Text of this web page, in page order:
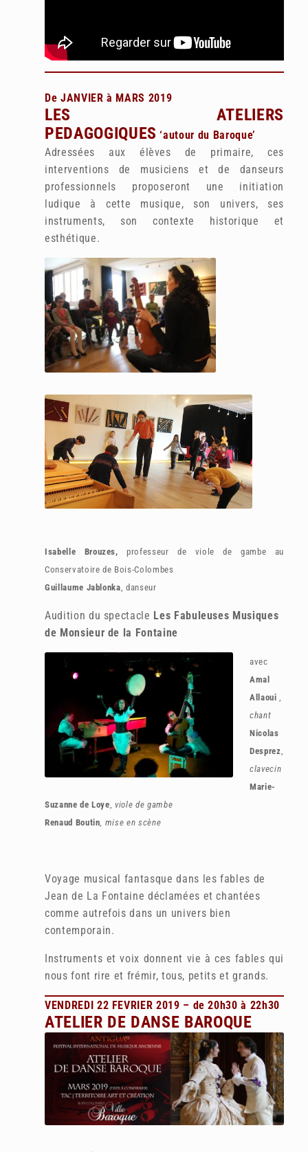
De JANVIER à MARS 2019
LES ATELIERS
PEDAGOGIQUES ‘autour du Baroque’
Adressées aux élèves de primaire, ces
interventions de musiciens et de danseurs
professionnels proposeront une initiation
ludique à cette musique, son univers, ses
instruments, son contexte historique et
esthétique.
Isabelle Brouzes,professeur de viole de gambe au
Conservatoire de Bois-Colombes
Guillaume Jablonka , danseur
Audition du spectacle Les Fabuleuses Musiques
de Monsieur de la Fontaine
avec
Amal
Allaoui
chant
Nicolas
Desprez
clavecin
Marie-
Suzanne de Loye ,viole de gambe
Renaud Boutin mise en scène
Voyage musical fantasque dans les fables de
Jean de La Fontaine déclamées et chantées
comme autrefois dans un univers bien
contemporain.
Instruments et voix donnent vie àces fables qui
nous font rire et frémir, tous, petits et grands.
VENDREDI 22 FEVRIER 2019 – de 20h30 à 22h30
ATELIER DE DANSE BAROQUE